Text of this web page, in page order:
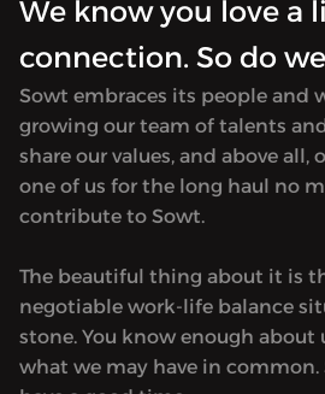
We know you love a
connection. So do
Sowt embraces its people and
growing our team of talents
share our values, and above all,
one of us for the long haul no
contribute to Sowt.
The beautiful thing about it is
negotiable work-life balance
stone. You know enough about
what we may have in common.